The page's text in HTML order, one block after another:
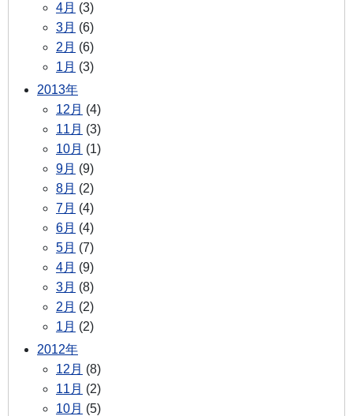
4月 (3)
3月 (6)
2月 (6)
1月 (3)
2013年
12月 (4)
11月 (3)
10月 (1)
9月 (9)
8月 (2)
7月 (4)
6月 (4)
5月 (7)
4月 (9)
3月 (8)
2月 (2)
1月 (2)
2012年
12月 (8)
11月 (2)
10月 (5)